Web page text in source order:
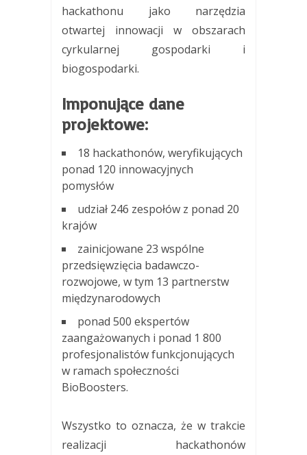
hackathonu jako narzędzia
otwartej innowacji w obszarach
cyrkularnej gospodarki i
biogospodarki.
Imponujące dane
projektowe:
18 hackathonów, weryfikujących
ponad 120 innowacyjnych
pomysłów
udział 246 zespołów z ponad 20
krajów
zainicjowane 23 wspólne
przedsięwzięcia badawczo-
rozwojowe, w tym 13 partnerstw
międzynarodowych
ponad 500 ekspertów
zaangażowanych i ponad 1 800
profesjonalistów funkcjonujących
w ramach społeczności
BioBoosters.
Wszystko to oznacza, że w trakcie
realizacji hackathonów